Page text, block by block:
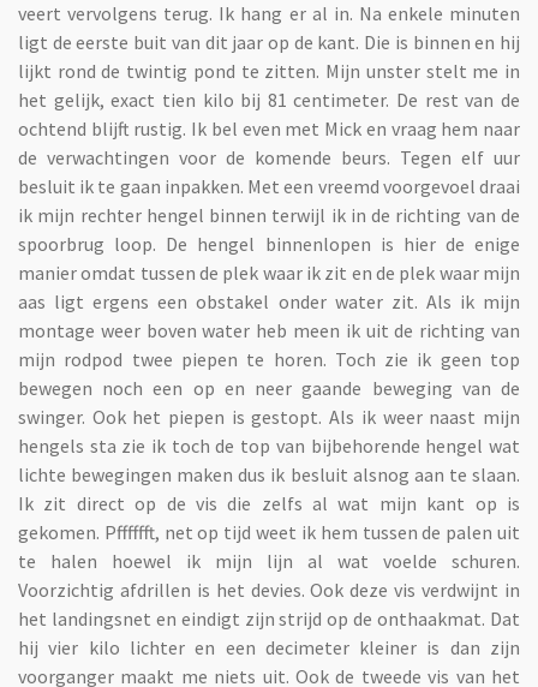
veert vervolgens terug. Ik hang er al in. Na enkele minuten
ligt de eerste buit van dit jaar op de kant. Die is binnen en hij
lijkt rond de twintig pond te zitten. Mijn unster stelt me in
het gelijk, exact tien kilo bij 81 centimeter. De rest van de
ochtend blijft rustig. Ik bel even met Mick en vraag hem naar
de verwachtingen voor de komende beurs. Tegen elf uur
besluit ik te gaan inpakken. Met een vreemd voorgevoel draai
ik mijn rechter hengel binnen terwijl ik in de richting van de
spoorbrug loop. De hengel binnenlopen is hier de enige
manier omdat tussen de plek waar ik zit en de plek waar mijn
aas ligt ergens een obstakel onder water zit. Als ik mijn
montage weer boven water heb meen ik uit de richting van
mijn rodpod twee piepen te horen. Toch zie ik geen top
bewegen noch een op en neer gaande beweging van de
swinger. Ook het piepen is gestopt. Als ik weer naast mijn
hengels sta zie ik toch de top van bijbehorende hengel wat
lichte bewegingen maken dus ik besluit alsnog aan te slaan.
Ik zit direct op de vis die zelfs al wat mijn kant op is
gekomen. Pfffffft, net op tijd weet ik hem tussen de palen uit
te halen hoewel ik mijn lijn al wat voelde schuren.
Voorzichtig afdrillen is het devies. Ook deze vis verdwijnt in
het landingsnet en eindigt zijn strijd op de onthaakmat. Dat
hij vier kilo lichter en een decimeter kleiner is dan zijn
voorganger maakt me niets uit. Ook de tweede vis van het